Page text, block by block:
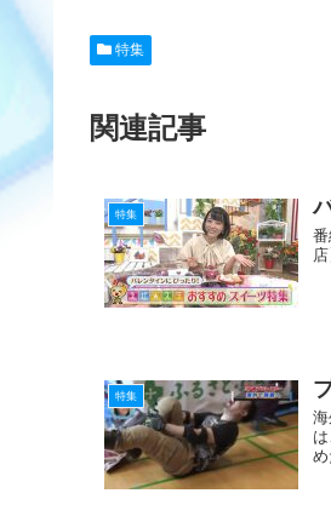
b
o
k
特集
関連記事
特集
特集